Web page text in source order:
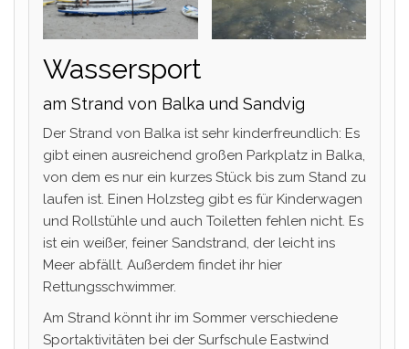
Wassersport
am Strand von Balka und Sandvig
Der Strand von Balka ist sehr kinderfreundlich: Es
gibt einen ausreichend großen Parkplatz in Balka,
von dem es nur ein kurzes Stück bis zum Stand zu
laufen ist. Einen Holzsteg gibt es für Kinderwagen
und Rollstühle und auch Toiletten fehlen nicht. Es
ist ein weißer, feiner Sandstrand, der leicht ins
Meer abfällt. Außerdem findet ihr hier
Rettungsschwimmer.
Am Strand könnt ihr im Sommer verschiedene
Sportaktivitäten bei der Surfschule Eastwind